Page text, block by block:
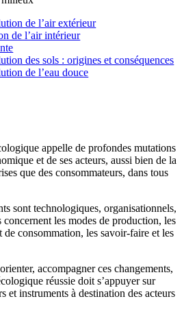
de l’air extérieur
de l’air intérieur
des sols : origines et conséquences
de l’eau douce
appelle de profondes mutations
et de ses acteurs, aussi bien de la
que des consommateurs, dans tous
sont technologiques, organisationnels,
concernent les modes de production, les
de consommation, les savoir-faire et les
accompagner ces changements,
réussie doit s’appuyer sur
et instruments à destination des acteurs